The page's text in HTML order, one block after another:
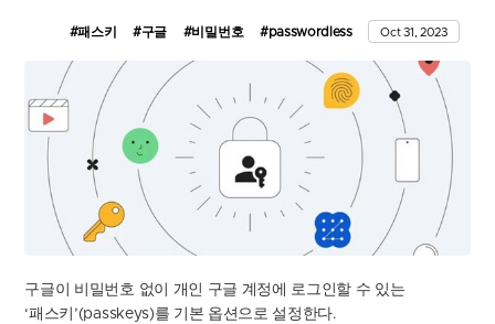
#패스키 #구글 #비밀번호 #passwordless Oct 31, 2023
​구글이 비밀번호 없이 개인 구글 계정에 로그인할 수 있는
‘패스키 ’(passkeys)를 기본 옵션으로 설정한다.